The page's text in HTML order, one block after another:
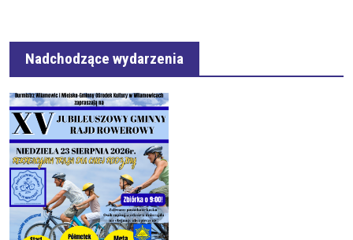
Nadchodzące wydarzenia